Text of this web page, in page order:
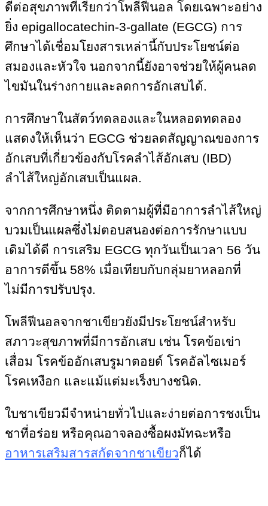
ดีต่อสุขภาพที่เรียกว่าโพลีฟีนอล โดยเฉพาะอย่าง
ยิ่ง epigallocatechin-3-gallate (EGCG) การ
ศึกษาได้เชื่อมโยงสารเหล่านี้กับประโยชน์ต่อ
สมองและหัวใจ นอกจากนี้ยังอาจช่วยให้ผู้คนลด
ไขมันในร่างกายและลดการอักเสบได้.
การศึกษาในสัตว์ทดลองและในหลอดทดลอง
แสดงให้เห็นว่า EGCG ช่วยลดสัญญาณของการ
อักเสบที่เกี่ยวข้องกับโรคลำไส้อักเสบ (IBD)
ลำไส้ใหญ่อักเสบเป็นแผล.
จากการศึกษาหนึ่ง ติดตามผู้ที่มีอาการลำไส้ใหญ่
บวมเป็นแผลซึ่งไม่ตอบสนองต่อการรักษาแบบ
เดิมได้ดี การเสริม EGCG ทุกวันเป็นเวลา 56 วัน
อาการดีขึ้น 58% เมื่อเทียบกับกลุ่มยาหลอกที่
ไม่มีการปรับปรุง.
โพลีฟีนอลจากชาเขียวยังมีประโยชน์สำหรับ
สภาวะสุขภาพที่มีการอักเสบ เช่น โรคข้อเข่า
เสื่อม โรคข้ออักเสบรูมาตอยด์ โรคอัลไซเมอร์
โรคเหงือก และแม้แต่มะเร็งบางชนิด.
ใบชาเขียวมีจำหน่ายทั่วไปและง่ายต่อการชงเป็น
ชาที่อร่อย หรือคุณอาจลองซื้อผงมัทฉะหรือ
อาหารเสริมสารสกัดจากชาเขียวก็ได้